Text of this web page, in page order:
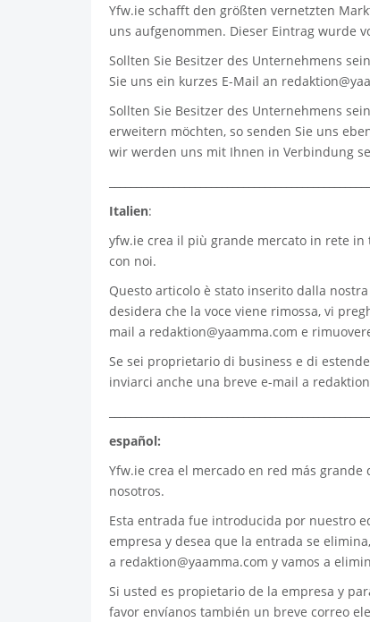
Yfw.ie schafft den größten vernetzten
uns aufgenommen. Dieser Eintrag wurde
Sollten Sie Besitzer des Unternehmens
Sie uns ein kurzes E-Mail an
Sollten Sie Besitzer des Unternehmens
erweitern möchten, so senden Sie uns
wir werden uns mit Ihnen in Verbindung
Italien:
yfw.ie crea il più grande mercato in rete in
con noi.
Questo articolo è stato inserito dalla
desidera che la voce viene rimossa, vi
mail a redaktion@yaamma.com e
Se sei proprietario di business e di
inviarci anche una breve e-mail a
español:
Yfw.ie crea el mercado en red más
nosotros.
Esta entrada fue introducida por nuestro
empresa y desea que la entrada se
a redaktion@yaamma.com y vamos a
Si usted es propietario de la empresa y
favor envíanos también un breve correo